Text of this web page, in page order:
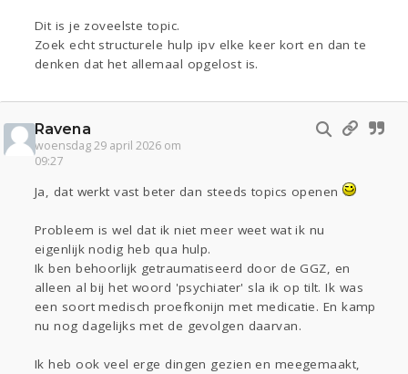
Dit is je zoveelste topic.
Zoek echt structurele hulp ipv elke keer kort en dan te
denken dat het allemaal opgelost is.
Ravena
woensdag 29 april 2026 om
09:27
Ja, dat werkt vast beter dan steeds topics openen
Probleem is wel dat ik niet meer weet wat ik nu
eigenlijk nodig heb qua hulp.
Ik ben behoorlijk getraumatiseerd door de GGZ, en
alleen al bij het woord 'psychiater' sla ik op tilt. Ik was
een soort medisch proefkonijn met medicatie. En kamp
nu nog dagelijks met de gevolgen daarvan.
Ik heb ook veel erge dingen gezien en meegemaakt,